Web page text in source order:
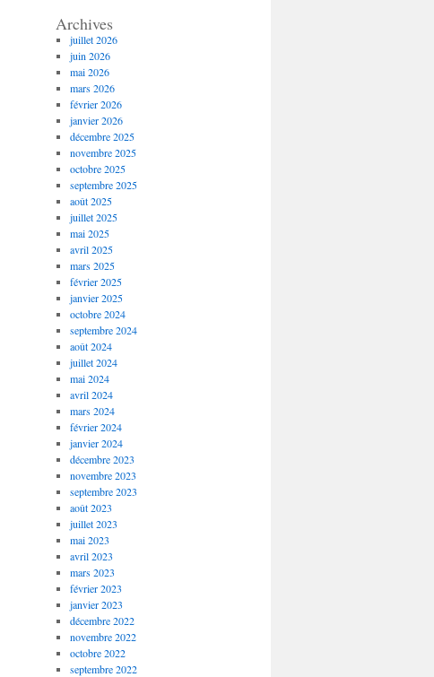
Archives
juillet 2026
juin 2026
mai 2026
mars 2026
février 2026
janvier 2026
décembre 2025
novembre 2025
octobre 2025
septembre 2025
août 2025
juillet 2025
mai 2025
avril 2025
mars 2025
février 2025
janvier 2025
octobre 2024
septembre 2024
août 2024
juillet 2024
mai 2024
avril 2024
mars 2024
février 2024
janvier 2024
décembre 2023
novembre 2023
septembre 2023
août 2023
juillet 2023
mai 2023
avril 2023
mars 2023
février 2023
janvier 2023
décembre 2022
novembre 2022
octobre 2022
septembre 2022